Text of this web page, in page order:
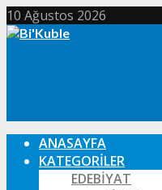
10 Ağustos 2026
ANASAYFA
KATEGORILER
EDEBIYAT